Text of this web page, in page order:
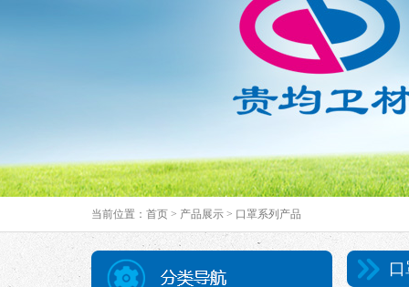
当前位置： 首页 > 产品展示 > 口罩系列产品